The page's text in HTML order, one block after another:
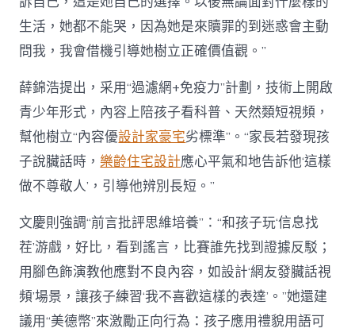
生活，她都不能哭，因為她是來贖罪的到迷惑會主動
問我，我會借機引導她樹立正確價值觀。”
薛錦浩提出，采用“過濾網+免疫力”計劃，技術上開啟
青少年形式，內容上陪孩子看科普、天然類短視頻，
幫他樹立“內容優設計家豪宅劣標準”。“家長若發現孩
子說臟話時，樂齡住宅設計應心平氣和地告訴他‘這樣
做不尊敬人’，引導他辨別長短。”
文慶則強調“前言批評思維培養”：“和孩子玩‘信息找
茬’游戲，好比，看到謠言，比賽誰先找到證據反駁；
用腳色飾演教他應對不良內容，如設計‘網友發臟話視
頻’場景，讓孩子練習‘我不喜歡這樣的表達’。”她還建
議用“美德幣”來激勵正向行為：孩子應用禮貌用語可